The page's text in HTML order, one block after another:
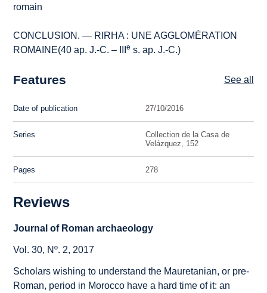
romain
CONCLUSION. — RIRHA : UNE AGGLOMÉRATION
ROMAINE(40 ap. J.-C. – IIIe s. ap. J.-C.)
Features See all
Date of publication 27/10/2016
Series
Collection de la Casa de
Velázquez, 152
Pages 278
Reviews
Journal of Roman archaeology
Vol. 30, Nº. 2, 2017
Scholars wishing to understand the Mauretanian, or pre-
Roman, period in Morocco have a hard time of it: an